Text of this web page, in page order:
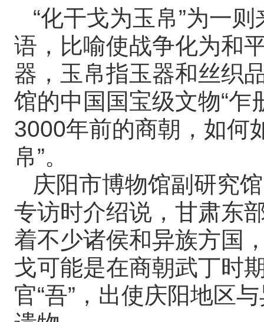
“化干戈为玉帛”为一
语，比喻使战争化为和
器，玉帛指玉器和丝织
馆的中国国宝级文物“乍
3000年前的商朝，如何
帛”。
庆阳市博物馆副研究
专访时介绍说，甘肃东
着不少诸侯和异族方国
戈可能是在商朝武丁时
官“吾”，出使庆阳地区